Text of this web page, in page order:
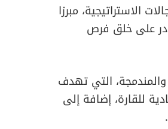
الاستراتيجية، مبرزا
على خلق فرص
والمندمجة، التي تهدف
للقارة، إضافة إلى